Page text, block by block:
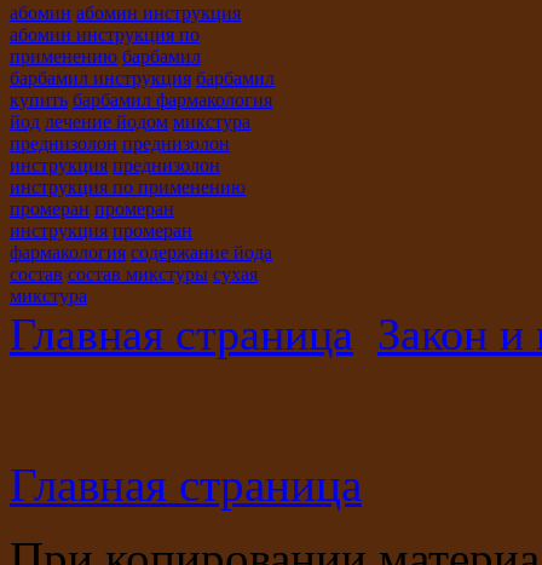
абомин абомин инструкция
абомин инструкция по
применению барбамил
барбамил инструкция барбамил
купить барбамил фармакология
йод лечение йодом микстура
преднизолон преднизолон
инструкция преднизолон
инструкция по применению
промеран промеран
инструкция промеран
фармакология содержание йода
состав состав микстуры сухая
микстура
Главная страница Закон и
Главная страница